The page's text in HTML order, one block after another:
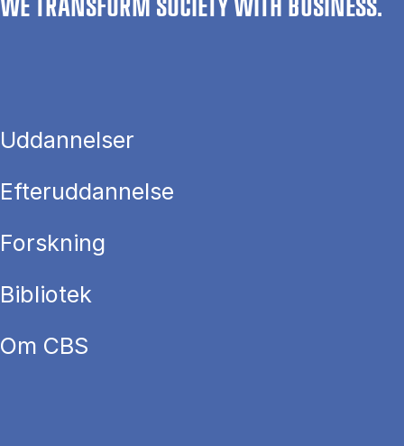
WE TRANSFORM SOCIETY WITH BUSINESS.
Uddannelser
Efteruddannelse
Forskning
Bibliotek
Om CBS